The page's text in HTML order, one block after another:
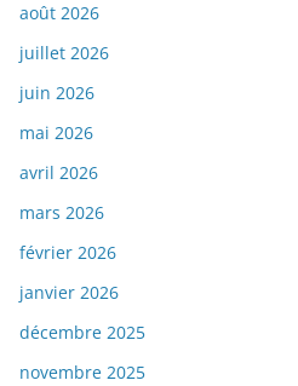
août 2026
juillet 2026
juin 2026
mai 2026
avril 2026
mars 2026
février 2026
janvier 2026
décembre 2025
novembre 2025